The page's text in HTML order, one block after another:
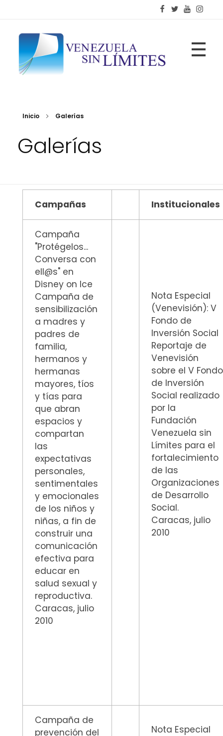
Fundación Venezuela Sin Límites
21 años de alianzas para la transformación socialInicio Galerías
Galerías
Campañas Institucionales
Campaña
"Protégelos...
Conversa con
ell@s" en
Disney on Ice
Campaña de
sensibilización
a madres y
padres de
familia,
hermanos y
hermanas
mayores, tíos
y tías para
que abran
espacios y
compartan
las
expectativas
personales,
sentimentales
y emocionales
de los niños y
niñas, a fin de
construir una
comunicación
efectiva para
educar en
salud sexual y
reproductiva.
Caracas, julio
2010
Nota Especial
(Venevisión): V
Fondo de
Inversión Social
Reportaje de
Venevisión
sobre el V Fondo
de Inversión
Social realizado
por la
Fundación
Venezuela sin
Límites para el
fortalecimiento
de las
Organizaciones
de Desarrollo
Social.
Caracas, julio
2010
Campaña de
prevención del
Nota Especial